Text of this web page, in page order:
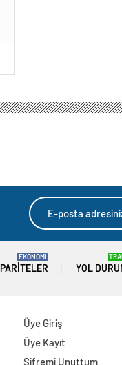
PARITELER
EKONOMİ
YOL
Üye Giriş
Üye Kayıt
Şifremi Unuttum